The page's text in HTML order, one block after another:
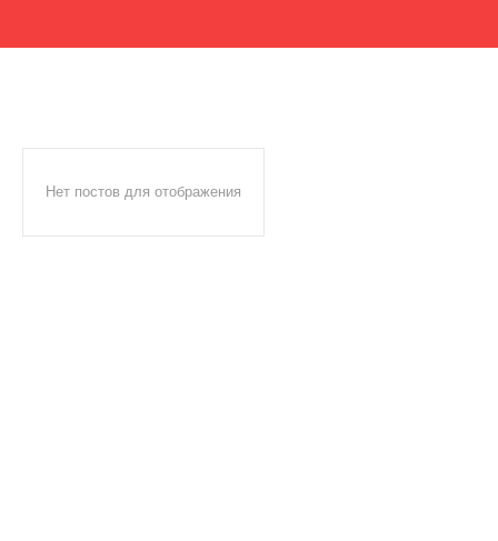
Нет постов для отображения